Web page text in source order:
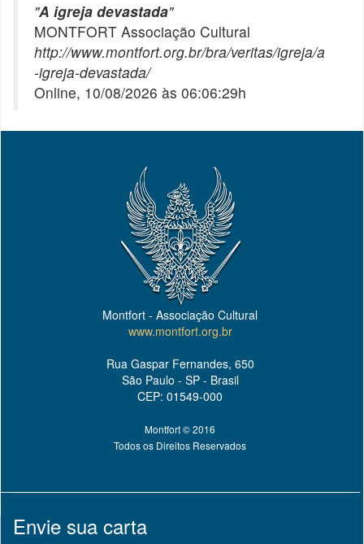
"A igreja devastada"
MONTFORT Associação Cultural
http://www.montfort.org.br/bra/veritas/igreja/a
-igreja-devastada/
Online, 10/08/2026 às 06:06:29h
Montfort - Associação Cultural
www.montfort.org.br
Rua Gaspar Fernandes, 650
São Paulo - SP - Brasil
CEP: 01549-000
Montfort © 2016
Todos os Direitos Reservados
Envie sua carta